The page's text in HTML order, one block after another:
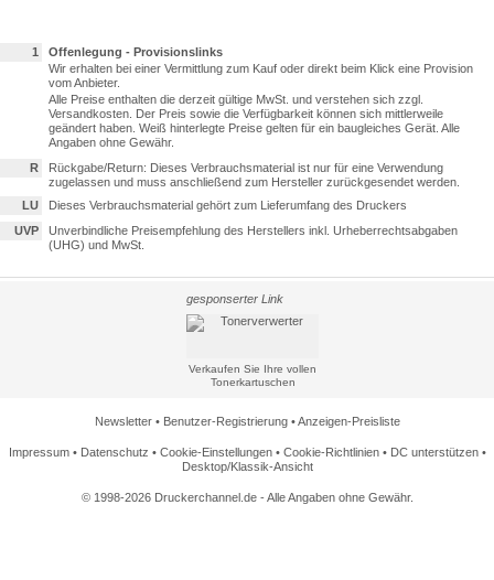
1
Offenlegung - Provisionslinks
Wir erhalten bei einer Vermittlung zum Kauf oder direkt beim Klick eine Provision
vom Anbieter.
Alle Preise enthalten die derzeit gültige MwSt. und verstehen sich zzgl.
Versandkosten. Der Preis sowie die Verfügbarkeit können sich mittlerweile
geändert haben. Weiß hinterlegte Preise gelten für ein baugleiches Gerät. Alle
Angaben ohne Gewähr.
R
Rückgabe/Return: Dieses Verbrauchsmaterial ist nur für eine Verwendung
zugelassen und muss anschließend zum Hersteller zurückgesendet werden.
LU
Dieses Verbrauchsmaterial gehört zum Lieferumfang des Druckers
UVP
Unverbindliche Preisempfehlung des Herstellers inkl. Urheberrechtsabgaben
(UHG) und MwSt.
gesponserter Link
Verkaufen Sie Ihre vollen
Tonerkartuschen
Newsletter• Benutzer-Registrierung•Anzeigen-Preisliste
Impressum• Datenschutz • Cookie-Einstellungen• Cookie-Richtlinien• DC unterstützen•
Desktop/Klassik-Ansicht
© 1998-2026 Druckerchannel.de - Alle Angaben ohne Gewähr.